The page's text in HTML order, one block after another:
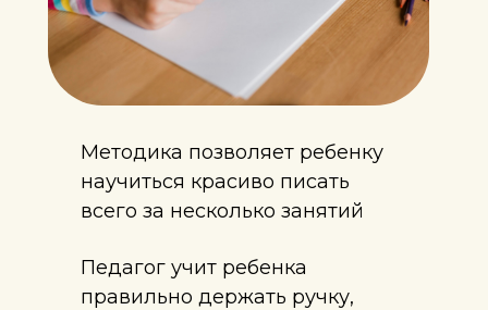
Методика позволяет ребенку
научиться красиво писать
всего за несколько занятий
Педагог учит ребенка
правильно держать ручку,